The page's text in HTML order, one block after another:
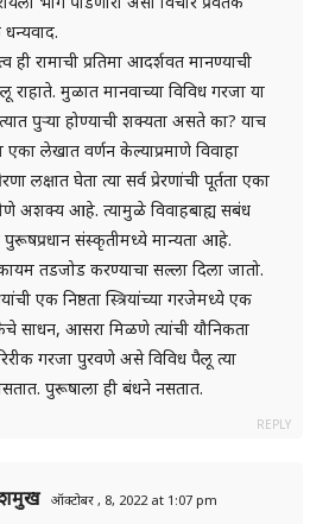
ही रामाची प्रतिमा आदर्शवत मानण्याची
राहाते. मुळात मानवाच्या विविध गरजा या
पुऱ्या होण्याची शक्यता असते का? याच
एका लेखात वर्णन केल्याप्रमाणे विवाहा
लक्षात घेता त्या सर्व प्रेरणांची पूर्तता एका
अशक्य आहे. त्यामुळे विवाहबाह्य सबंध
पुरूषप्रधान संस्कृतीमध्ये मान्यता आहे.
कायम तडजोड करण्याचा सल्ला दिला जातो.
एक निष्ठता स्त्रियांच्या गरजेमध्ये एक
साधन, आसरा मिळणे त्यांची यौनिकता
गरजा पुरवणे असे विविध पैलू त्या
पुरूषाला ही बंधने नसतात.
REPLY
ऑक्टोबर , 8, 2022 at 1:07 pm